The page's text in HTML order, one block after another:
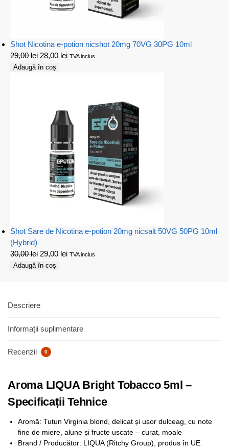
Shot Nicotina e-potion nicshot 20mg 70VG 30PG 10ml
29,00lei 28,00 lei TVA inclus
Adaugă în coș
Shot Sare de Nicotina e-potion 20mg nicsalt 50VG 50PG 10ml
(Hybrid)
30,00lei 29,00 lei TVA inclus
Adaugă în coș
Descriere
Informații suplimentare
Recenzii 0
Aroma LIQUA Bright Tobacco 5ml –
Specificații Tehnice
Aromă: Tutun Virginia blond, delicat și ușor dulceag, cu note
fine de miere, alune și fructe uscate – curat, moale
Brand / Producător: LIQUA (Ritchy Group), produs în UE